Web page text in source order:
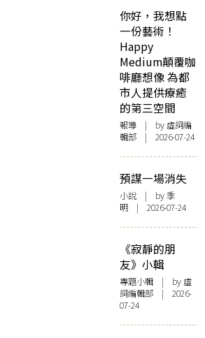
你好，我想點
一份藝術！
Happy
Medium顛覆咖
啡廳想像 為都
市人提供療癒
的第三空間
報導 | by 虛詞編
輯部 | 2026-07-24
預謀一場消失
小說 | by 季
明 | 2026-07-24
《寂靜的朋
友》小輯
專題小輯 | by 虛
詞編輯部 | 2026-
07-24